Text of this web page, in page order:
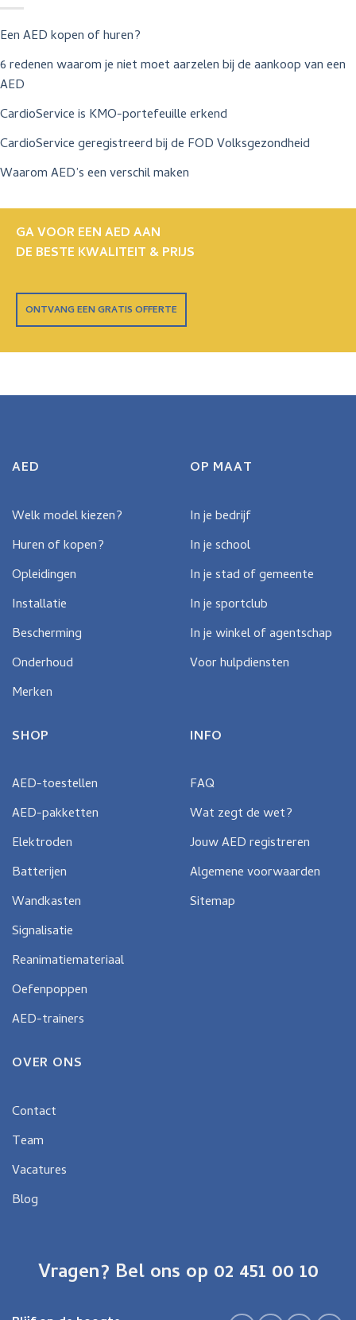
Een AED kopen of huren?
6 redenen waarom je niet moet aarzelen bij de aankoop van een
AED
CardioService is KMO-portefeuille erkend
CardioService geregistreerd bij de FOD Volksgezondheid
Waarom AED’s een verschil maken
GA VOOR EEN AED AAN
DE BESTE KWALITEIT & PRIJS
ONTVANG EEN GRATIS OFFERTE
AED
Welk model kiezen?
Huren of kopen?
Opleidingen
Installatie
Bescherming
Onderhoud
Merken
OP MAAT
In je bedrijf
In je school
In je stad of gemeente
In je sportclub
In je winkel of agentschap
Voor hulpdiensten
SHOP
AED-toestellen
AED-pakketten
Elektroden
Batterijen
Wandkasten
Signalisatie
Reanimatiemateriaal
Oefenpoppen
AED-trainers
INFO
FAQ
Wat zegt de wet?
Jouw AED registreren
Algemene voorwaarden
Sitemap
OVER ONS
Contact
Team
Vacatures
Blog
Vragen? Bel ons op 02 451 00 10